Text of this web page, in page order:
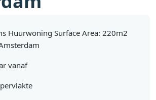
Huurwoning Surface Area: 220m2
vanaf